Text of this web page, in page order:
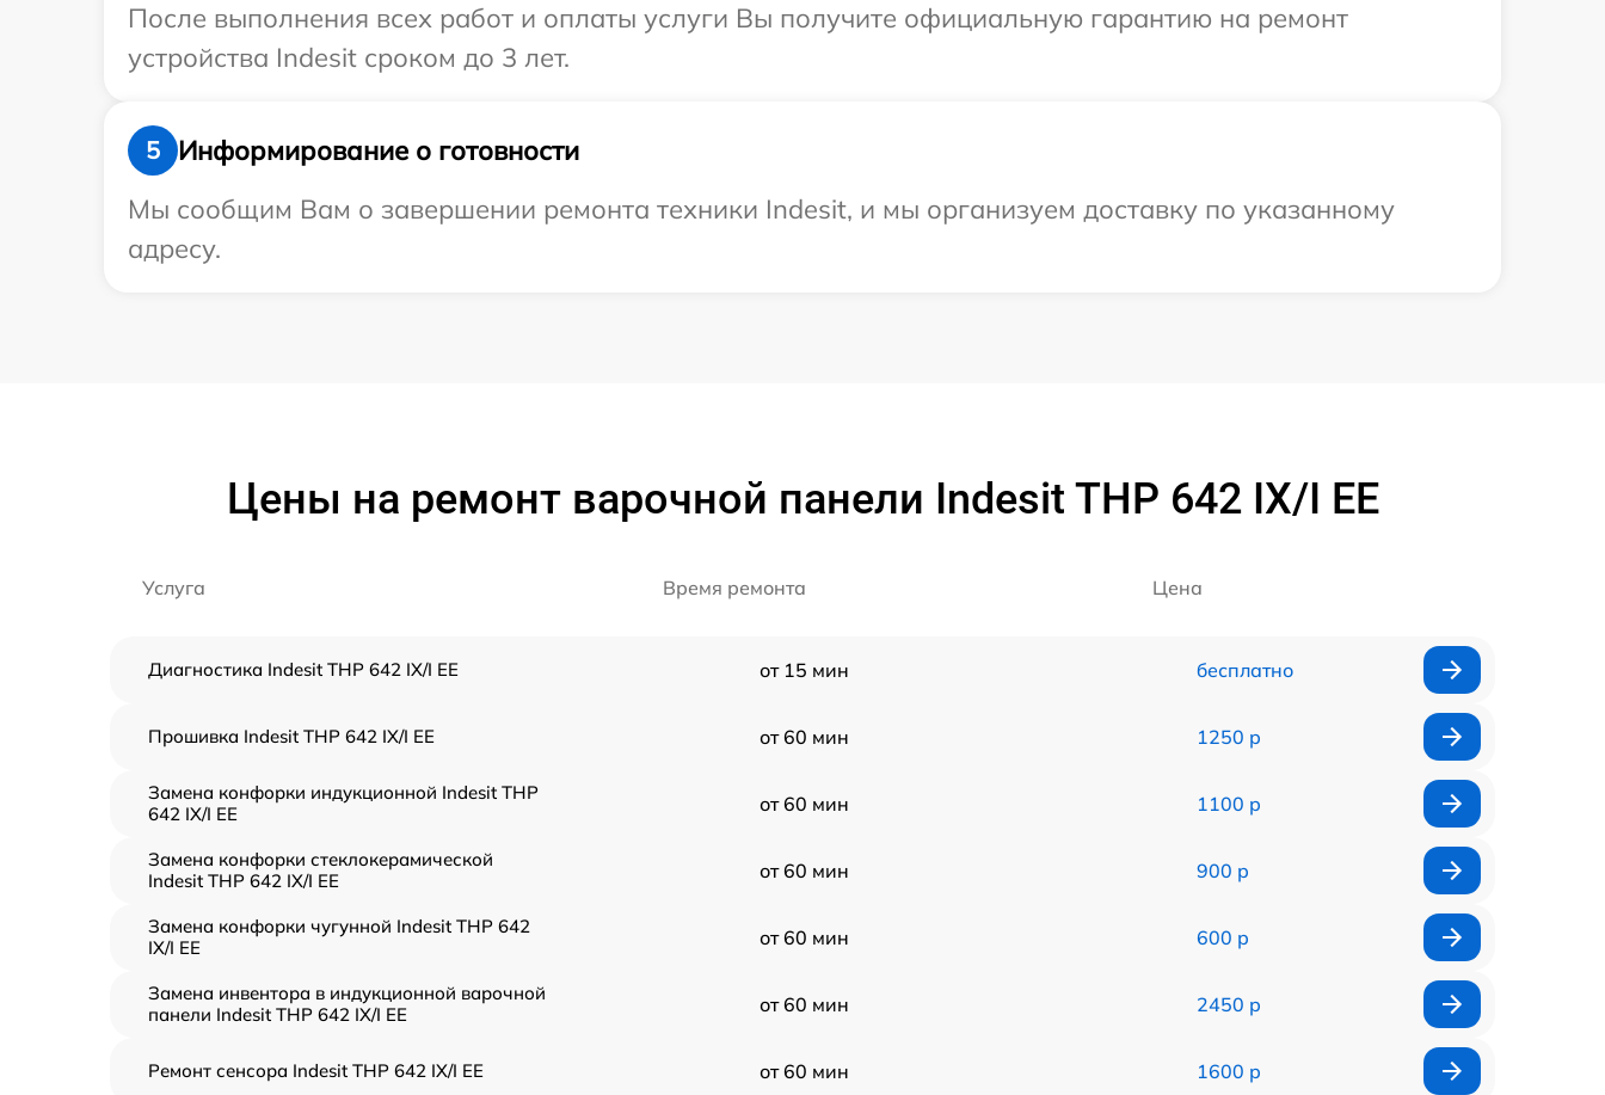
После выполнения всех работ и оплаты услуги Вы получите официальную гарантию на ремонт
устройства Indesit сроком до 3 лет.
5
Информирование о готовности
Мы сообщим Вам о завершении ремонта техники Indesit, и мы организуем доставку по указанному
адресу.
Цены на ремонт варочной панели Indesit THP 642 IX/I EE
Услуга Время ремонта Цена
Диагностика Indesit THP 642 IX/I EE от 15 мин бесплатно
Прошивка Indesit THP 642 IX/I EE от 60 мин 1250 р
Замена конфорки индукционной Indesit THP
642 IX/I EE
от 60 мин 1100 р
Замена конфорки стеклокерамической
Indesit THP 642 IX/I EE
от 60 мин 900 р
Замена конфорки чугунной Indesit THP 642
IX/I EE
от 60 мин 600 р
Замена инвентора в индукционной варочной
панели Indesit THP 642 IX/I EE
от 60 мин 2450 р
Ремонт сенсора Indesit THP 642 IX/I EE от 60 мин 1600 р